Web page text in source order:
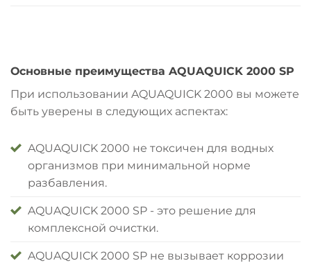
Основные преимущества AQUAQUICK 2000 SP
При использовании AQUAQUICK 2000 вы можете
быть уверены в следующих аспектах:
AQUAQUICK 2000 не токсичен для водных
организмов при минимальной норме
разбавления.
AQUAQUICK 2000 SP - это решение для
комплексной очистки.
AQUAQUICK 2000 SP не вызывает коррозии